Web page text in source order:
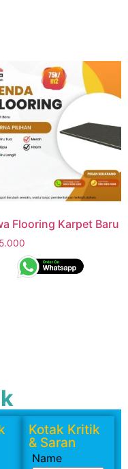
Flooring Karpet Baru
Kotak Kritik
& Saran
Name